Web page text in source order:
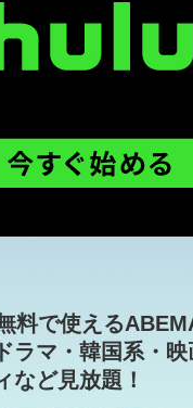
料で使える
ラマ・韓国系・
など見放題！